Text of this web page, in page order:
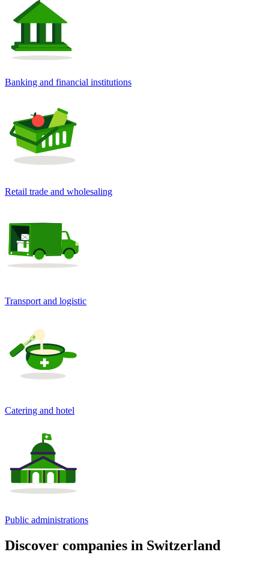
Banking and financial institutions
Retail trade and wholesaling
Transport and logistic
Catering and hotel
Public administrations
Discover companies in Switzerland